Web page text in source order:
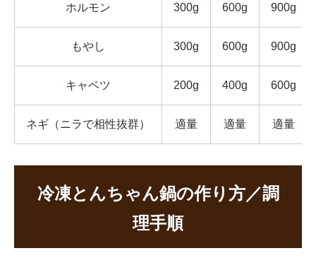
ホルモン 300g 600g 900g
もやし 300g 600g 900g
キャベツ 200g 400g 600g
ネギ（ニラで相性抜群） 適量 適量 適量
冷凍とんちゃん鍋の作り方／調
理手順